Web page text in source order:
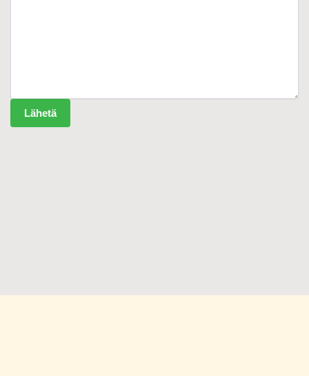
Lähetä